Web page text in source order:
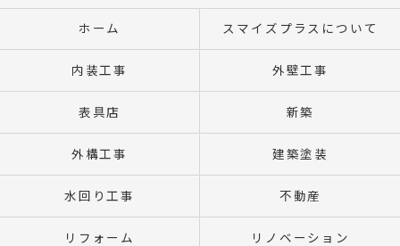
ホーム スマイズプラスについて
内装工事 外壁工事
表具店 新築
外構工事 建築塗装
水回り工事 不動産
リフォーム リノベーション